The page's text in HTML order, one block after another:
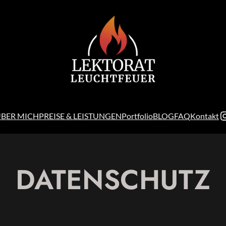
MICHPREISE & LEISTUNGENPortfolioBLOGFAQKontakt
DATENSCHUTZ